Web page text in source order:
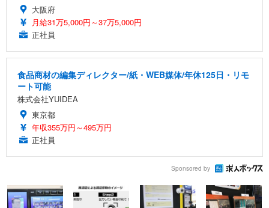
大阪府
月給31万5,000円～37万5,000円
正社員
食品商材の編集ディレクター/紙・WEB媒体/年休125日・リモ
ート可能
株式会社YUIDEA
東京都
年収355万円～495万円
正社員
Sponsored by